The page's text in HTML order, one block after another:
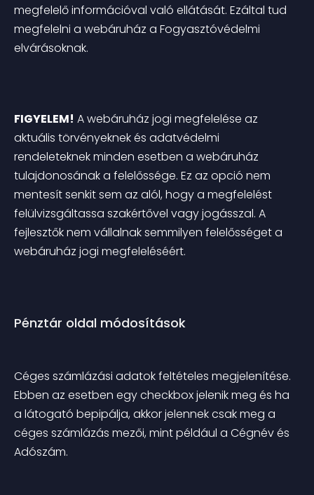
megfelelő információval való ellátását. Ezáltal tud
megfelelni a webáruház a Fogyasztóvédelmi
elvárásoknak.
FIGYELEM! A webáruház jogi megfelelése az
aktuális törvényeknek és adatvédelmi
rendeleteknek minden esetben a webáruház
tulajdonosának a felelőssége. Ez az opció nem
mentesít senkit sem az alól, hogy a megfelelést
felülvizsgáltassa szakértővel vagy jogásszal. A
fejlesztők nem vállalnak semmilyen felelősséget a
webáruház jogi megfeleléséért.
Pénztár oldal módosítások
Céges számlázási adatok feltételes megjelenítése.
Ebben az esetben egy checkbox jelenik meg és ha
a látogató bepipálja, akkor jelennek csak meg a
céges számlázás mezői, mint például a Cégnév és
Adószám.